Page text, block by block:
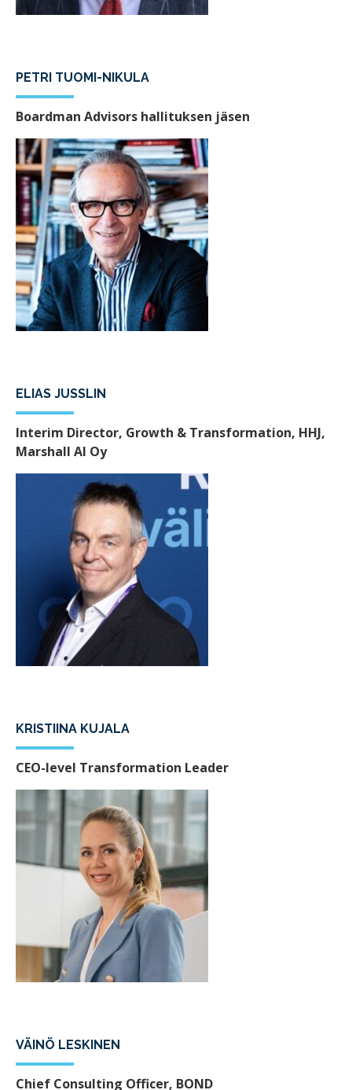
PETRI TUOMI-NIKULA
Boardman Advisors hallituksen jäsen
ELIAS JUSSLIN
Interim Director, Growth & Transformation, HHJ,
Marshall AI Oy
KRISTIINA KUJALA
CEO-level Transformation Leader
VÄINÖ LESKINEN
Chief Consulting Officer, BOND